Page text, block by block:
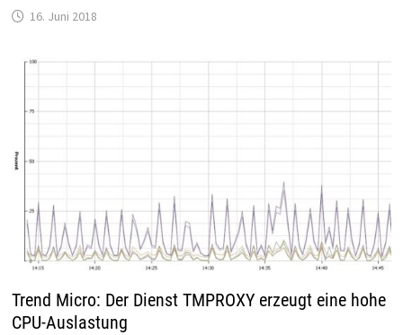
16. Juni 2018
Trend Micro: Der Dienst TMPROXY erzeugt eine hohe
CPU-Auslastung